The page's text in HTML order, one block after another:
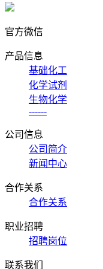
官方微信
产品信息
基础化工
化学试剂
生物化学
------
公司信息
公司简介
新闻中心
合作关系
合作关系
职业招聘
招聘岗位
联系我们